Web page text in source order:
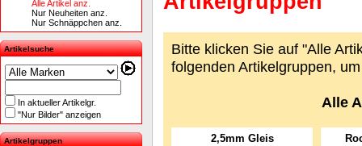
Alle Artikel anz.
Nur Neuheiten anz.
Nur Schnäppchen anz.
Artikelsuche
In aktueller Artikelgr.
"Nur Bilder" anzeigen
Artikelgruppen
Bitte klicken Sie auf "Alle
folgenden Artikelgruppen,
Alle
2,5mm Gleis